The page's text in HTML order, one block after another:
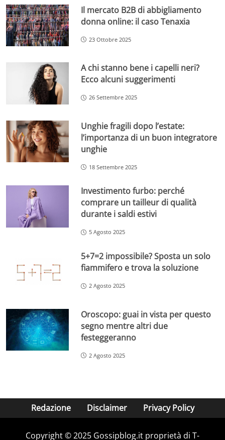
Il mercato B2B di abbigliamento
donna online: il caso Tenaxia
23 Ottobre 2025
A chi stanno bene i capelli neri?
Ecco alcuni suggerimenti
26 Settembre 2025
Unghie fragili dopo l’estate:
l’importanza di un buon integratore
unghie
18 Settembre 2025
Investimento furbo: perché
comprare un tailleur di qualità
durante i saldi estivi
5 Agosto 2025
5+7=2 impossibile? Sposta un solo
fiammifero e trova la soluzione
2 Agosto 2025
Oroscopo: guai in vista per questo
segno mentre altri due
festeggeranno
2 Agosto 2025
Redazione Disclaimer Privacy Policy
Copyright © 2025 Gossipblog.it proprietà di T-